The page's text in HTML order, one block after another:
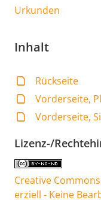
Urkunden
Inhalt
Rückseite
Vorderseite,
Vorderseite,
Lizenz-/
Creative
erziell - Keine